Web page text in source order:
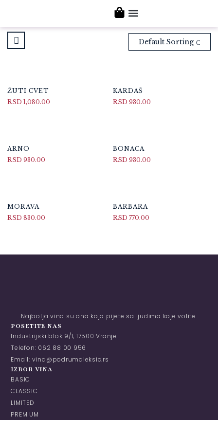
Default Sorting
ŽUTI CVET
RSD 1,080.00
KARDAŠ
RSD 930.00
ARNO
RSD 930.00
BONACA
RSD 930.00
MORAVA
RSD 830.00
BARBARA
RSD 770.00
Najbolja vina su ona koja pijete sa ljudima koje volite.
POSETITE NAS
Industrijski blok 9/1, 17500 Vranje
Telefon: 062 88 00 956
Email: vina@podrumaleksic.rs
IZBOR VINA
BASIC
CLASSIC
LIMITED
PREMIUM